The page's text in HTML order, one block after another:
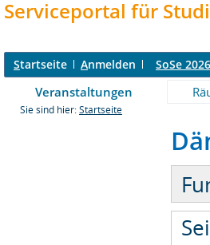
Serviceportal für
Startseite Anmelden SoSe 2026
Veranstaltungen
Sie sind hier: Startseite